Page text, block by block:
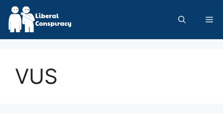
Skip
content
VUS